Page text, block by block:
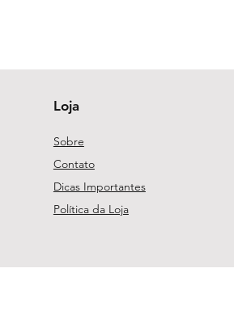
Loja
Sobre
Contato
Dicas Importantes
Política da Loja